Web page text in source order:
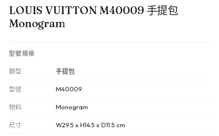
LOUIS VUITTON M40009 手提包
Monogram
型號規格
類型 手提包
型號 M40009
物料 Monogram
尺寸 W29.5 x H14.5 x D11.5 cm